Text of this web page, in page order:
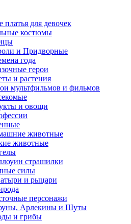
платья для девочек
костюмы
и Придворные
года
герои
и растения
мультфильмов и фильмов
и овощи
животные
животные
страшилки
силы
и рыцари
персонажи
Арлекины и Шуты
и грибы